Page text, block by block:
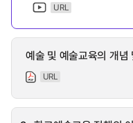
URL
예술 및 예술교육의 개념
URL